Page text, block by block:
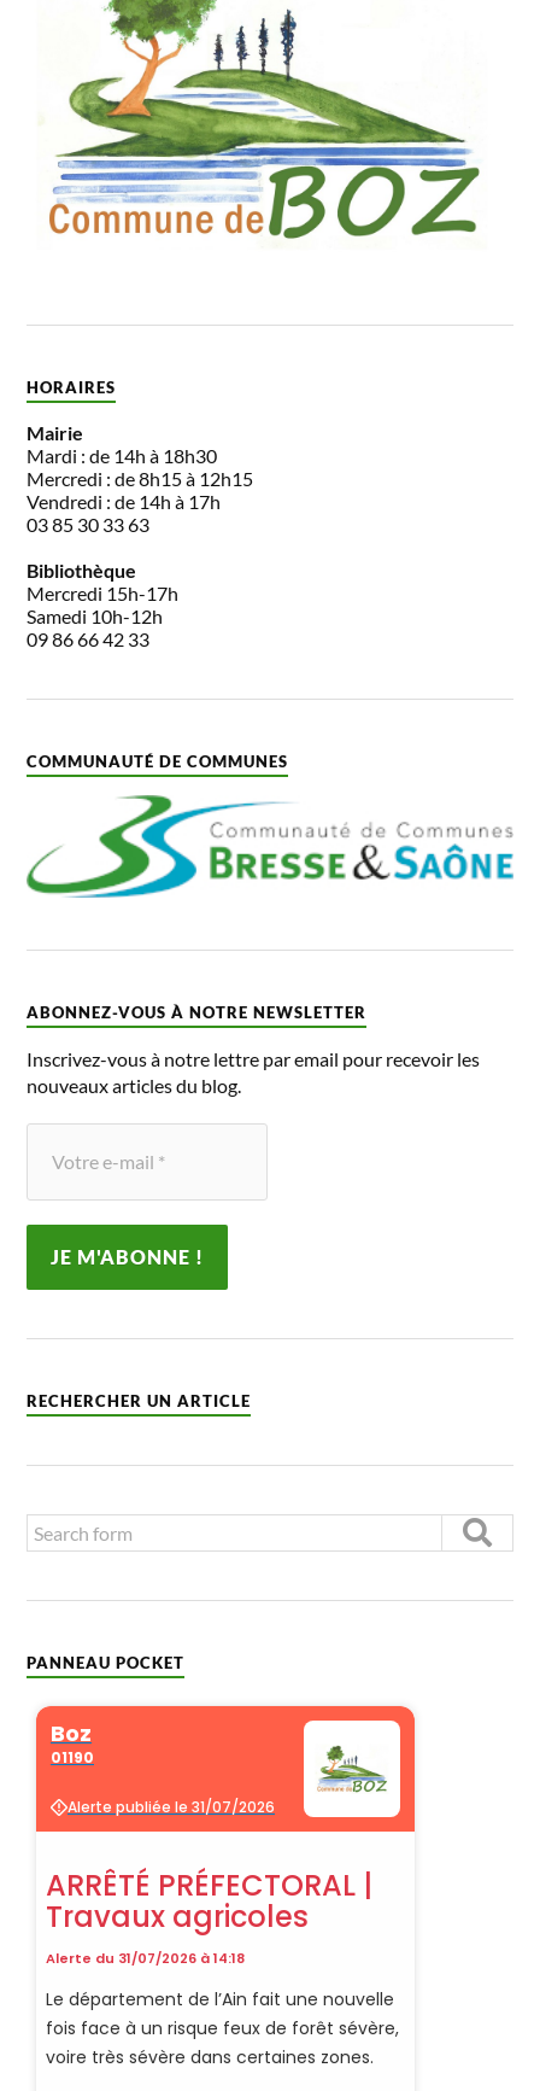
HORAIRES
Mairie
Mardi : de 14h à 18h30
Mercredi : de 8h15 à 12h15
Vendredi : de 14h à 17h
03 85 30 33 63
Bibliothèque
Mercredi 15h-17h
Samedi 10h-12h
09 86 66 42 33
COMMUNAUTÉ DE COMMUNES
ABONNEZ-VOUS À NOTRE NEWSLETTER
Inscrivez-vous à notre lettre par email pour recevoir les
nouveaux articles du blog.
RECHERCHER UN ARTICLE
PANNEAU POCKET